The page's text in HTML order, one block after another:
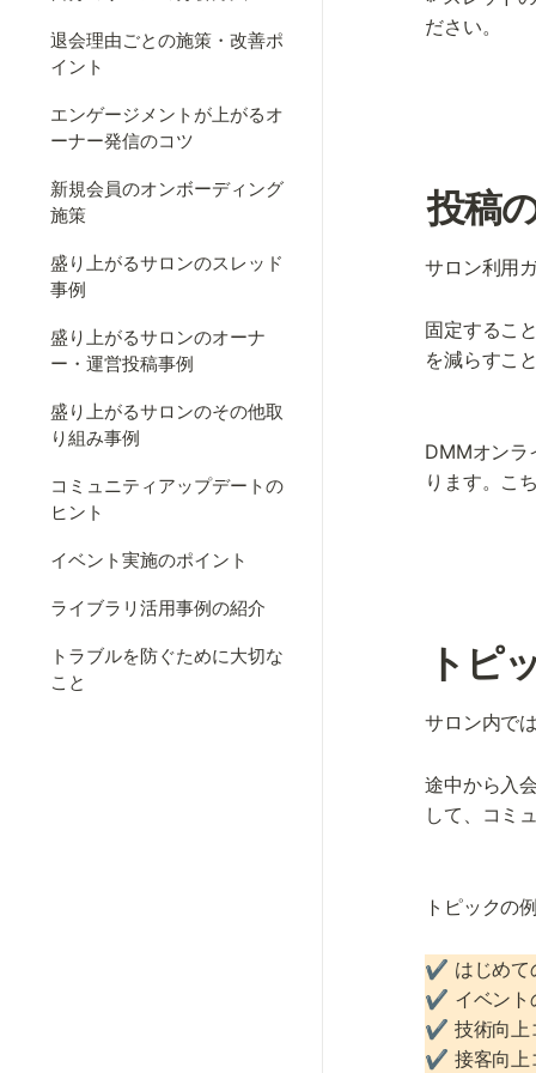
退会理由ごとの施策・改善ポ
イント
エンゲージメントが上がるオ
ーナー発信のコツ
新規会員のオンボーディング
施策
盛り上がるサロンのスレッド
事例
盛り上がるサロンのオーナ
ー・運営投稿事例
盛り上がるサロンのその他取
り組み事例
コミュニティアップデートの
ヒント
イベント実施のポイント
ライブラリ活用事例の紹介
トラブルを防ぐために大切な
こと
ださい。
投稿
サロン利用
固定するこ
を減らすこ
DMMオンラ
ります。こ
トピ
サロン内で
途中から入
して、コミ
トピックの
✔️ はじめて
✔️ イベント
✔️ 技術向上
✔️ 接客向上